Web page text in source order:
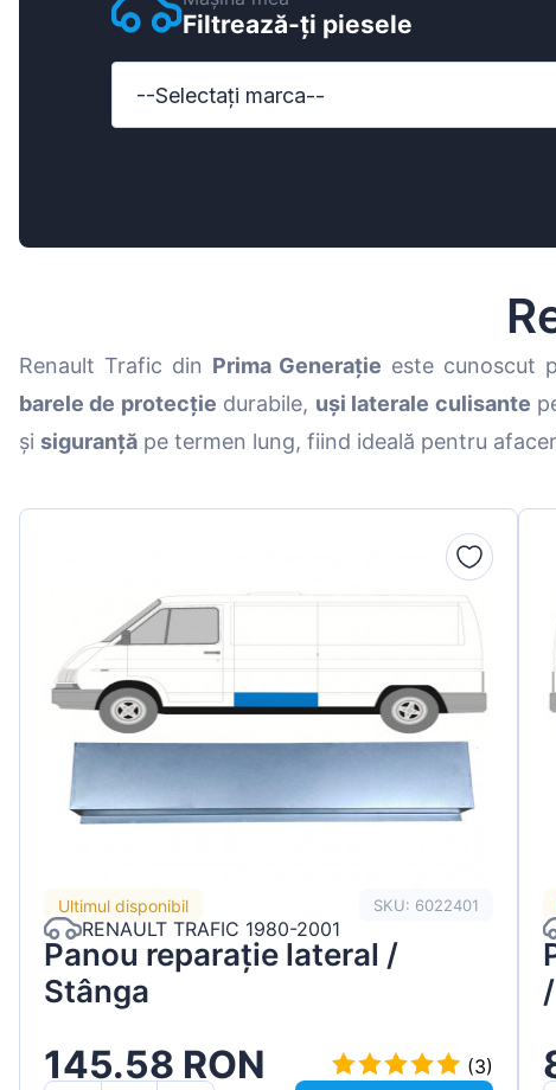
Hyundai
Mazda
Mercedes-Benz
Opel Vauxhall
Peugeot
Renault
Skoda
Suzuki
Tesla
Filtrează-ți piesele
--Selectați marca--
Renault Trafic din Prima Generație este cunoscut
barele de protecție durabile, uși laterale culisante
și siguranță pe termen lung, fiind ideală pentru
Ultimul disponibil SKU: 6022401
RENAULT TRAFIC 1980-2001
Panou reparație lateral /
Stânga
145.58 RON
(3)